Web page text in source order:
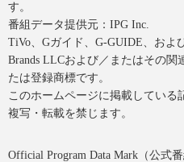
す。
番組データ提供元：IPG Inc.
TiVo、Gガイド、G-GUIDE、およ
Brands LLCおよび／またはその関
たは登録商標です。
このホームページに掲載している
複写・転載を禁じます。
Official Program Data Mark（公式